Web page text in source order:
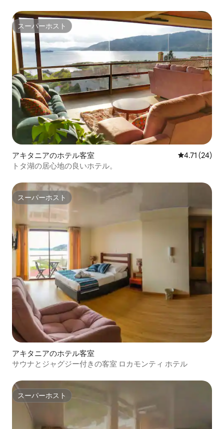
スーパーホスト
スーパーホスト
アキタニアのホテル客室 レビュー24
4.71 (24)
トタ湖の居心地の良いホテル。
スーパーホスト
スーパーホスト
アキタニアのホテル客室
サウナとジャグジー付きの客室 ロカモンティ ホテル
スーパーホスト
スーパーホスト